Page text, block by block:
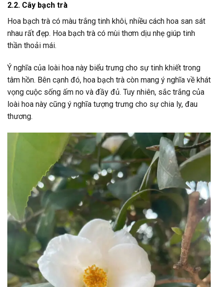
2.2. Cây bạch trà
Hoa bạch trà có màu trắng tinh khôi, nhiều cách hoa san sát
nhau rất đẹp. Hoa bạch trà có mùi thơm dịu nhẹ giúp tinh
thần thoải mái.
Ý nghĩa của loài hoa này biểu trưng cho sự tinh khiết trong
tâm hồn. Bên cạnh đó, hoa bạch trà còn mang ý nghĩa về khát
vọng cuộc sống ấm no và đầy đủ. Tuy nhiên, sắc trắng của
loài hoa này cũng ý nghĩa tượng trưng cho sự chia ly, đau
thương.